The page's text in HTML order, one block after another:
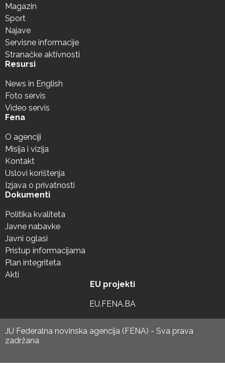
Magazin
Sport
Najave
Servisne informacije
Stranačke aktivnosti
Resursi
News in English
Foto servis
Video servis
Fena
O agenciji
Misija i vizija
Kontakt
Uslovi korištenja
Izjava o privatnosti
Dokumenti
Politika kvaliteta
Javne nabavke
Javni oglasi
Pristup informacijama
Plan integriteta
Akti
EU projekti
EU.FENA.BA
JU Federalna novinska agencija (FENA) - Sva prava
zadržana